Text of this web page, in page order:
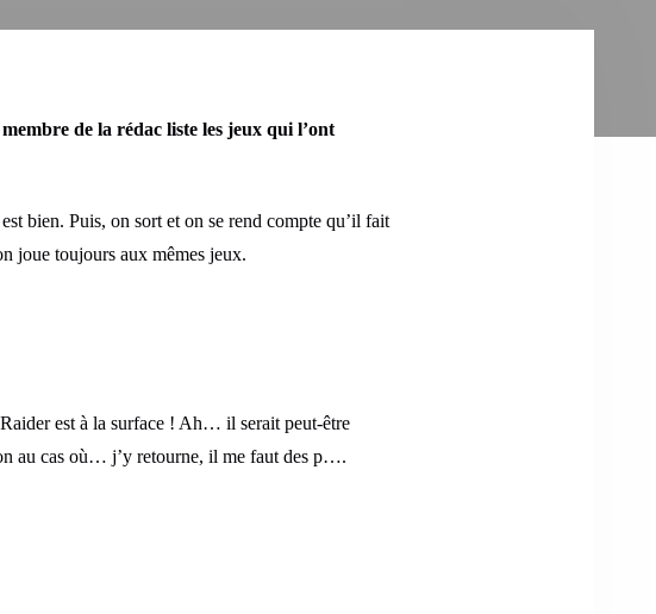
de la rédac liste les jeux qui l’ont
bien. Puis, on sort et on se rend compte qu’il fait
joue toujours aux mêmes jeux.
est à la surface ! Ah… il serait peut-être
au cas où… j’y retourne, il me faut des p….